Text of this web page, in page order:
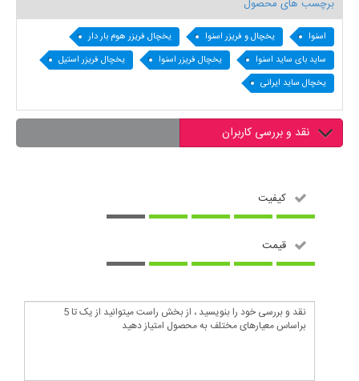
برچسب های محصول
اسنوا یخچال و فریزر اسنوا
یخچال فریزر هوم بار دار
ساید بای ساید اسنوا
یخچال فریزر اسنوا
یخچال فریزر استیل
یخچال ساید ایرانی
نقد و بررسی کاربران
کیفیت
قیمت